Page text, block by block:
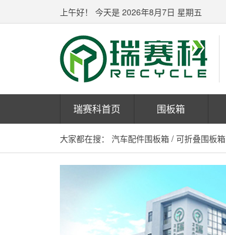
上午好！ 今天是 2026年8月7日 星期五
瑞赛科首页 围板箱
大家都在搜： 汽车配件围板箱 / 可折叠围板箱